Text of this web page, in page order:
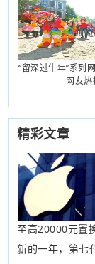
“留深过牛年”系列
网友热
精彩文章
至高20000元置
新的一年，第七